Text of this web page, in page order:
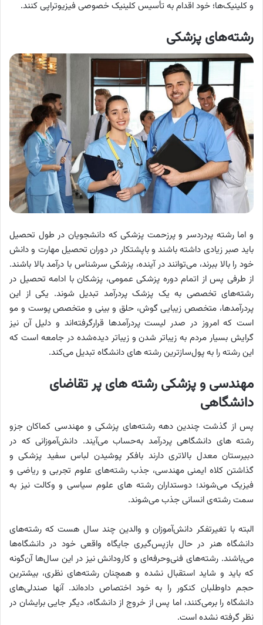
و کلینیک‌ها؛ خود اقدام به تأسیس کلینیک خصوصی فیزیوتراپی کنند.
رشته‌های پزشکی
و اما رشته پردردسر و پرزحمت پزشکی که دانشجویان در طول تحصیل
باید صبر زیادی داشته باشند و باپشتکار در دوران تحصیل مهارت و دانش
خود را بالا ببرند، می‌توانند در آینده، پزشکی سرشناس با درآمد بالا باشند.
از طرفی پس از اتمام دوره پزشکی عمومی، پزشکان با ادامه تحصیل در
رشته‌های تخصصی به یک پزشک پردرآمد تبدیل شوند. یکی از این
پردرآمدها، متخصص زیبایی گوش، حلق و بینی و متخصص پوست و مو
است که امروز در صدر لیست پردرآمدها قرارگرفته‌اند و دلیل آن نیز
گرایش بسیار مردم به زیباتر شدن و زیباتر دیده‌شده در جامعه است که
این رشته را به پول‌سازترین رشته های دانشگاه تبدیل می‌کند.
مهندسی و پزشکی رشته های پر تقاضای
دانشگاهی
پس از گذشت چندین دهه رشته‌های پزشکی و مهندسی کماکان جزو
رشته های دانشگاهی پردرآمد به‌حساب می‌آیند. دانش‌آموزانی که در
دبیرستان معدل بالاتری دارند بافکر پوشیدن لباس سفید پزشکی و
گذاشتن کلاه ایمنی مهندسی، جذب رشته‌های علوم تجربی و ریاضی و
فیزیک می‌شوند؛ دوستداران رشته های علوم سیاسی و وکالت نیز به
سمت رشته‌ی انسانی جذب می‌شوند.
البته با تغیرتفکر دانش‌آموزان و والدین چند سال هست که رشته‌های
دانشگاه هنر در حال بازپس‌گیری جایگاه واقعی خود در دانشگاه‌ها
می‌باشند. رشته‌های فنی‌وحرفه‌ای و کارودانش نیز در این سال‌ها آن‌‌گونه
که باید و شاید استقبال نشده و همچنان رشته‌های نظری، بیشترین
حجم داوطلبان کنکور را به خود اختصاص داده‌اند. آن‎ها صندلی‌های
دانشگاه را برمی‌کنند، اما پس از خروج از دانشگاه، دیگر جایی برایشان در
نظر گرفته نشده است.